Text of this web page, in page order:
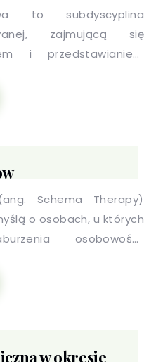
to subdyscyplina
zajmującą się
i przedstawianiem
Przedmiotem
sądowego,
sądowym z zakresu
sadowego – jako
o czyn karalny, ofiara
świadek zdarzeń
sprawy.
Schema Therapy)
o osobach, u których
osobowości,
także z przewlekłymi
w okresie